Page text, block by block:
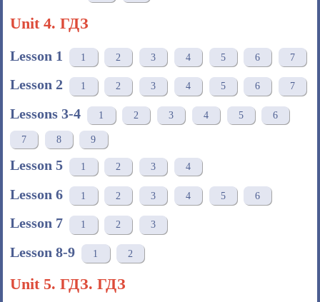
Unit 4. ГДЗ
Lesson 1 1 2 3 4 5 6 7
Lesson 2 1 2 3 4 5 6 7
Lessons 3-4 1 2 3 4 5 6
7 8 9
Lesson 5 1 2 3 4
Lesson 6 1 2 3 4 5 6
Lesson 7 1 2 3
Lesson 8-9 1 2
Unit 5. ГДЗ. ГДЗ